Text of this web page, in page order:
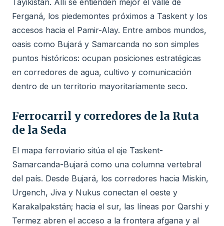
Ferganá, los piedemontes próximos a Taskent y los
accesos hacia el Pamir-Alay. Entre ambos mundos,
oasis como Bujará y Samarcanda no son simples
puntos históricos: ocupan posiciones estratégicas
en corredores de agua, cultivo y comunicación
dentro de un territorio mayoritariamente seco.
Ferrocarril y corredores de la Ruta
de la Seda
El mapa ferroviario sitúa el eje Taskent-
Samarcanda-Bujará como una columna vertebral
del país. Desde Bujará, los corredores hacia Miskin,
Urgench, Jiva y Nukus conectan el oeste y
Karakalpakstán; hacia el sur, las líneas por Qarshi y
Termez abren el acceso a la frontera afgana y al